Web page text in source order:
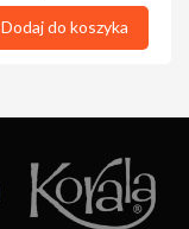
Dodaj do koszyka